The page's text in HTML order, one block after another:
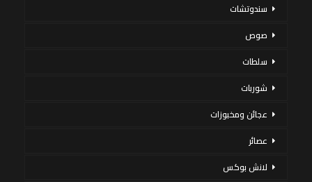
سندوتشات
صوص
سلطات
شوربات
عجائن ومخبوزات
عصائر
لانش بوكس